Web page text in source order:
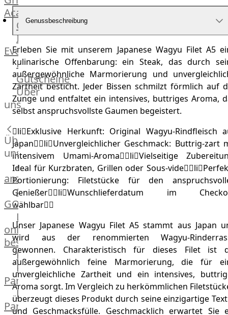
Academy
OTTO@Home
Individuelle
Events
Partner
Kalender
Gästehaus
Villa
Glanzstoff
Gutscheine
Über
uns
Über
uns
Alle
anzeigen
OTTO
GOURMET
Lebensmittel
online
bestellen
Karriere
Kochschul-
Partner
Depot-
Partner
Genussbeschreibung
Erleben Sie mit unserem Japanese Wagyu Filet A5
kulinarische Offenbarung: ein Steak, das durch
außergewöhnliche Marmorierung und
Zartheit besticht. Jeder Bissen schmilzt förmlich auf
Zunge und entfaltet ein intensives, buttriges Aroma,
selbst anspruchsvollste Gaumen begeistert.
liExklusive Herkunft: Original Wagyu-Rindfleisch
JapanliUnvergleichlicher Geschmack: Buttrig-zart
intensivem Umami-AromaliVielseitige
Ideal für Kurzbraten, Grillen oder Sous-
Portionierung: Filetstücke für den
GenießerliWunschlieferdatum im
wählbar
Unser Japanese Wagyu Filet A5 stammt aus Japan
wird aus der renommierten Wagyu-
gewonnen. Charakteristisch für dieses Filet ist
außergewöhnlich feine Marmorierung, die für
unvergleichliche Zartheit und ein intensives,
Aroma sorgt. Im Vergleich zu herkömmlichen
überzeugt dieses Produkt durch seine einzigartige
und Geschmacksfülle. Geschmacklich erwartet Sie